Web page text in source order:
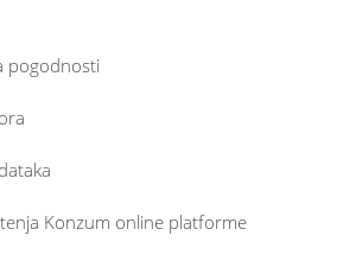
pogodnosti
Konzum online platforme